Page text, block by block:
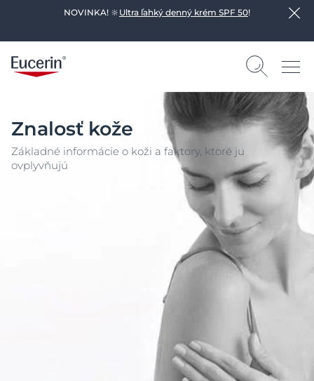
NOVINKA! 🔆 Ultra ľahký denný krém SPF 50!
Znalosť kože
Základné informácie o koži a faktory, ktoré ju
ovplyvňujú